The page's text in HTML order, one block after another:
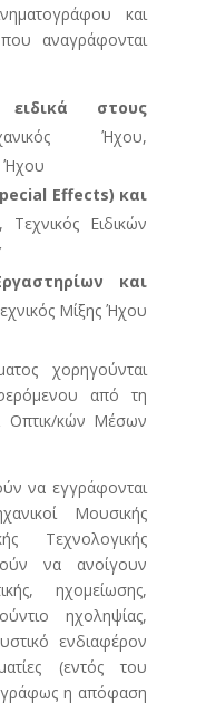
και
που αναγράφονται
στους
Ήχου,
Ήχου
Effects) και
, Τεχνικός Ειδικών
και
Μίξης Ήχου
χορηγούνται
από τη
Οπτικ/κών Μέσων
να εγγράφονται
Μουσικής
Τεχνολογικής
να ανοίγουν
ηχομείωσης,
ηχοληψίας,
ενδιαφέρον
(εντός του
η απόφαση